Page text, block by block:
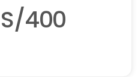
S/400